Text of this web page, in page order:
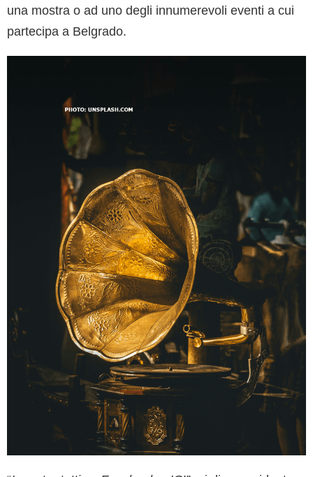
una mostra o ad uno degli innumerevoli eventi a cui
partecipa a Belgrado.